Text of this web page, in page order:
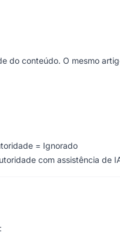
do conteúdo. O mesmo
= Ignorado
com assistência de